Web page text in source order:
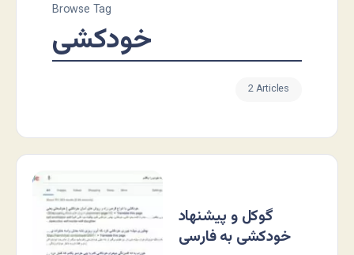
Browse Tag
خودکشی
2 Articles
گوکل و پیشنهاد
خودکشی به فارسی